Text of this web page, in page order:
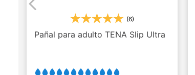
(6)
Pañal para adulto TENA Slip Ultra